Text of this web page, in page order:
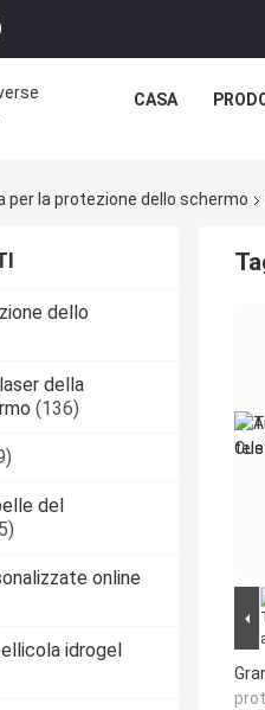
CASA
per la protezione dello schermo
dello
della
(136)
del
online
idrogel